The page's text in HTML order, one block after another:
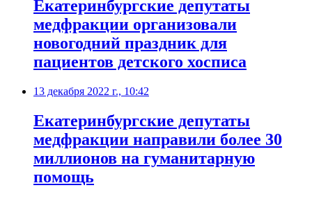
​Екатеринбургские депутаты
медфракции организовали
новогодний праздник для
пациентов детского хосписа
13 декабря 2022 г., 10:42
​Екатеринбургские депутаты
медфракции направили более 30
миллионов на гуманитарную
помощь